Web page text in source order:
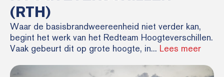
(RTH)
Waar de basisbrandweereenheid niet verder kan,
begint het werk van het Redteam Hoogteverschillen.
Vaak gebeurt dit op grote hoogte, in... Lees meer